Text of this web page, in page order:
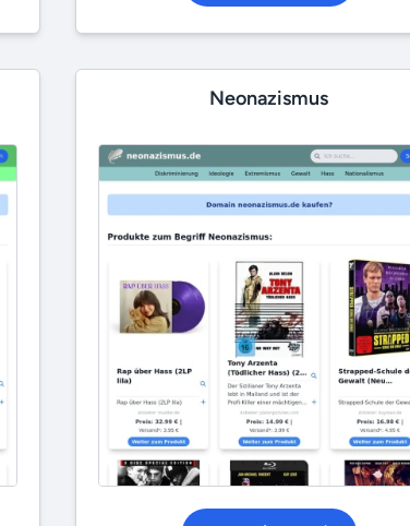
Neonazismus